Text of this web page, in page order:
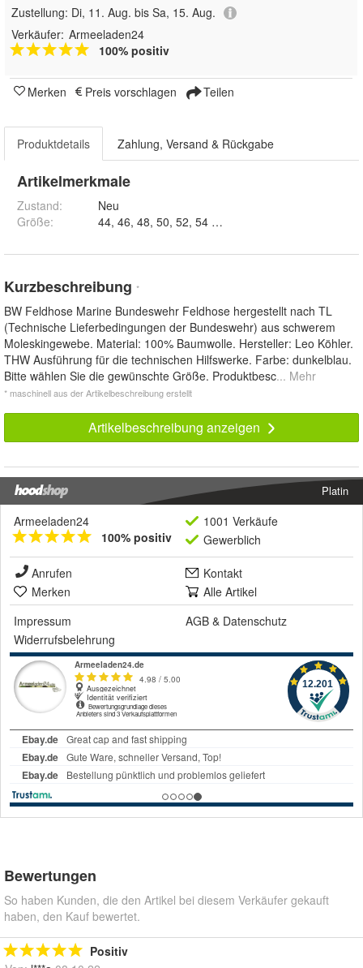
Zustellung: Di, 11. Aug. bis Sa, 15. Aug.
Verkäufer: Armeeladen24
100% positiv
Merken Preis vorschlagen Teilen
Produktdetails Zahlung, Versand & Rückgabe
Artikelmerkmale
Zustand:
Neu
Größe:
Kurzbeschreibung *
BW Feldhose Marine Bundeswehr Feldhose hergestellt nach TL
(Technische Lieferbedingungen der Bundeswehr) aus schwerem
Moleskingewebe. Material: 100% Baumwolle. Hersteller: Leo Köhler.
THW Ausführung für die technischen Hilfswerke. Farbe: dunkelblau.
Bitte wählen Sie die gewünschte Größe. Produktbesc... Mehr
* maschinell aus der Artikelbeschreibung erstellt
Artikelbeschreibung anzeigen
Platin
Armeeladen24
100% positiv
1001 Verkäufe
Gewerblich
Anrufen
Kontakt
Merken
Alle Artikel
Impressum
AGB & Datenschutz
Widerrufsbelehrung
Bewertungen
So haben Kunden, die den Artikel bei diesem Verkäufer gekauft
haben, den Kauf bewertet.
Positiv